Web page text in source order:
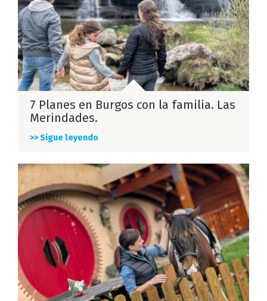
7 Planes en Burgos con la familia. Las
Merindades.
>> Sigue leyendo